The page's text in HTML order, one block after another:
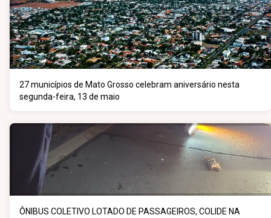
27 municípios de Mato Grosso celebram aniversário nesta
segunda-feira, 13 de maio
ÔNIBUS COLETIVO LOTADO DE PASSAGEIROS, COLIDE NA